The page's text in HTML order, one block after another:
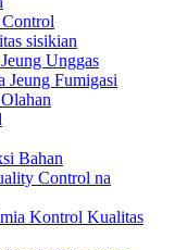
sisikian
Unggas
Jeung Fumigasi
Bahan
Control na
Kontrol Kualitas